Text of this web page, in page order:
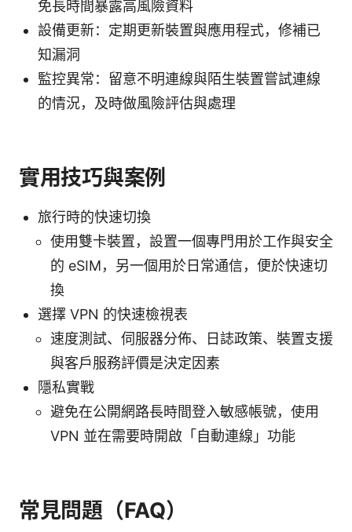
免長時間暴露高風險資料
設備更新：定期更新裝置與應用程式，修補已
知漏洞
監控異常：留意不明連線與陌生裝置嘗試連線
的情況，及時做風險評估與處理
實用技巧與案例
旅行時的快速切換
使用雙卡裝置，設置一個專門用於工作與安全
的 eSIM，另一個用於日常通信，便於快速切
換
選擇 VPN 的快速檢視表
速度測試、伺服器分佈、日誌政策、裝置支援
與客戶服務評價是決定因素
隱私實戰
避免在公開網路長時間登入敏感帳號，使用
VPN 並在需要時開啟「自動連線」功能
常見問題（FAQ）